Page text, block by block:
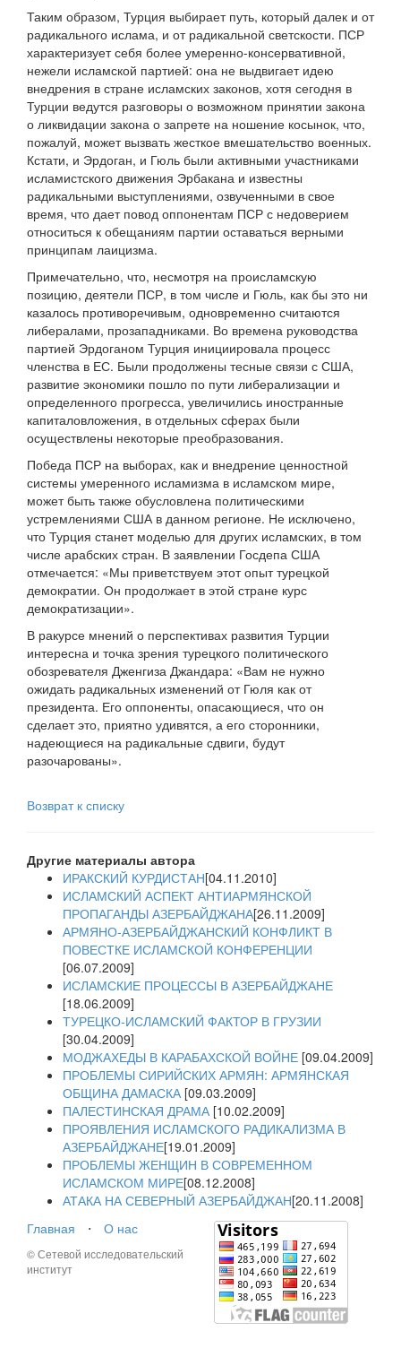
Таким образом, Турция выбирает путь, который далек и от
радикального ислама, и от радикальной светскости. ПСР
характеризует себя более умеренно-консервативной,
нежели исламской партией: она не выдвигает идею
внедрения в стране исламских законов, хотя сегодня в
Турции ведутся разговоры о возможном принятии закона
о ликвидации закона о запрете на ношение косынок, что,
пожалуй, может вызвать жесткое вмешательство военных.
Кстати, и Эрдоган, и Гюль были активными участниками
исламистского движения Эрбакана и известны
радикальными выступлениями, озвученными в свое
время, что дает повод оппонентам ПСР с недоверием
относиться к обещаниям партии оставаться верными
принципам лаицизма.
Примечательно, что, несмотря на происламскую
позицию, деятели ПСР, в том числе и Гюль, как бы это ни
казалось противоречивым, одновременно считаются
либералами, прозападниками. Во времена руководства
партией Эрдоганом Турция инициировала процесс
членства в ЕС. Были продолжены тесные связи с США,
развитие экономики пошло по пути либерализации и
определенного прогресса, увеличились иностранные
капиталовложения, в отдельных сферах были
осуществлены некоторые преобразования.
Победа ПСР на выборах, как и внедрение ценностной
системы умеренного исламизма в исламском мире,
может быть также обусловлена политическими
устремлениями США в данном регионе. Не исключено,
что Турция станет моделью для других исламских, в том
числе арабских стран. В заявлении Госдепа США
отмечается: «Мы приветствуем этот опыт турецкой
демократии. Он продолжает в этой стране курс
демократизации».
В ракурсе мнений о перспективах развития Турции
интересна и точка зрения турецкого политического
обозревателя Дженгиза Джандара: «Вам не нужно
ожидать радикальных изменений от Гюля как от
президента. Его оппоненты, опасающиеся, что он
сделает это, приятно удивятся, а его сторонники,
надеющиеся на радикальные сдвиги, будут
разочарованы».
Возврат к списку
Другие материалы автора
ИРАКСКИЙ КУРДИСТАН[04.11.2010]
ИСЛАМСКИЙ АСПЕКТ АНТИАРМЯНСКОЙ
ПРОПАГАНДЫ АЗЕРБАЙДЖАНА[26.11.2009]
АРМЯНО-АЗЕРБАЙДЖАНСКИЙ КОНФЛИКТ В
ПОВЕСТКЕ ИСЛАМСКОЙ КОНФЕРЕНЦИИ
[06.07.2009]
ИСЛАМСКИЕ ПРОЦЕССЫ В АЗЕРБАЙДЖАНЕ
[18.06.2009]
ТУРЕЦКО-ИСЛАМСКИЙ ФАКТОР В ГРУЗИИ
[30.04.2009]
МОДЖАХЕДЫ В КАРАБАХСКОЙ ВОЙНЕ [09.04.2009]
ПРОБЛЕМЫ СИРИЙСКИХ АРМЯН: АРМЯНСКАЯ
ОБЩИНА ДАМАСКА [09.03.2009]
ПАЛЕСТИНСКАЯ ДРАМА [10.02.2009]
ПРОЯВЛЕНИЯ ИСЛАМСКОГО РАДИКАЛИЗМА В
АЗЕРБАЙДЖАНЕ[19.01.2009]
ПРОБЛЕМЫ ЖЕНЩИН В СОВРЕМЕННОМ
ИСЛАМСКОМ МИРЕ[08.12.2008]
АТАКА НА СЕВЕРНЫЙ АЗЕРБАЙДЖАН[20.11.2008]
Главная
⋅ О нас
© Сетевой исследовательский
институт